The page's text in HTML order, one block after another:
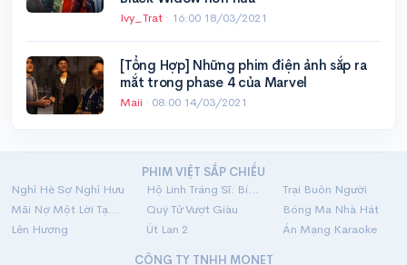
Ivy_Trat · 16:00 18/03/2021
[Tổng Hợp] Những phim điện ảnh sắp ra
mắt trong phase 4 của Marvel
Maii · 08:00 14/03/2021
PHIM VIỆT SẮP CHIẾU
Nghỉ Hè Sợ Nghỉ Hưu
Hộ Linh Tráng Sĩ: Bí Ẩn Mộ Vua Đinh
Trại Buôn Người
Mãi Nợ Một Lời Tạm Biệt
Quý Tử Vượt Giàu
Bóng Ma Nhà Hát
Lên Hương
Út Lan 2
Án Mạng Karaoke
CÔNG TY TNHH MONET